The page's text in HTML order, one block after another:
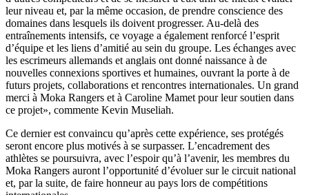
leur niveau et, par la même occasion, de prendre conscience des
domaines dans lesquels ils doivent progresser. Au-delà des
entraînements intensifs, ce voyage a également renforcé l’esprit
d’équipe et les liens d’amitié au sein du groupe. Les échanges avec
les escrimeurs allemands et anglais ont donné naissance à de
nouvelles connexions sportives et humaines, ouvrant la porte à de
futurs projets, collaborations et rencontres internationales. Un grand
merci à Moka Rangers et à Caroline Mamet pour leur soutien dans
ce projet», commente Kevin Museliah.
Ce dernier est convaincu qu’après cette expérience, ses protégés
seront encore plus motivés à se surpasser. L’encadrement des
athlètes se poursuivra, avec l’espoir qu’à l’avenir, les membres du
Moka Rangers auront l’opportunité d’évoluer sur le circuit national
et, par la suite, de faire honneur au pays lors de compétitions